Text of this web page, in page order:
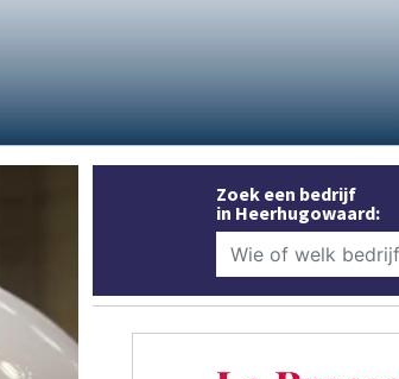
Zoek een bedrijf
in Heerhugowaard: